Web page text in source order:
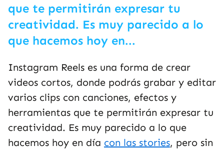
que te permitirán expresar tu
creatividad. Es muy parecido a lo
que hacemos hoy en...
Instagram Reels es una forma de crear
videos cortos, donde podrás grabar y editar
varios clips con canciones, efectos y
herramientas que te permitirán expresar tu
creatividad. Es muy parecido a lo que
hacemos hoy en día con las stories, pero sin